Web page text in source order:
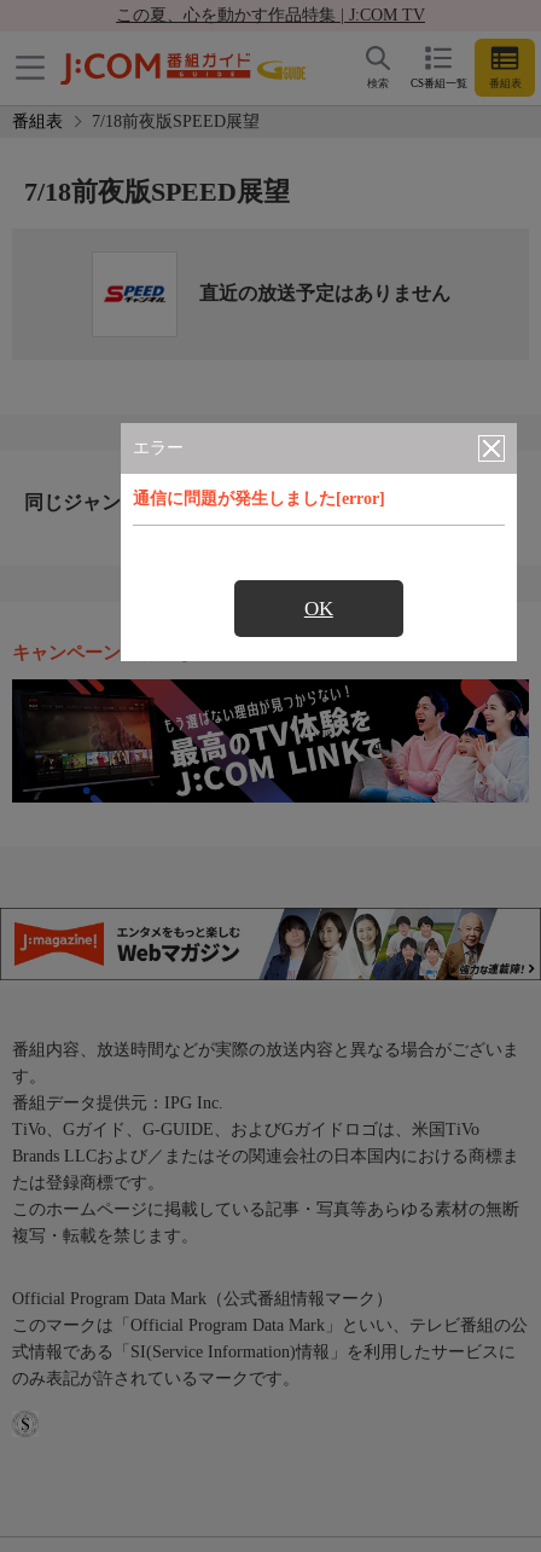
この夏、心を動かす作品特集 | J:COM TV
CS番組一覧 番組表
検索
番組表 7/18前夜版SPEED展望
エラー
通信に問題が発生しました[error]
OK
7/18前夜版SPEED展望
直近の放送予定はありません
同じジャンルのおすすめ番組
キャンペーン・お得な情報
番組内容、放送時間などが実際の放送内容と異なる場合がございま
す。
番組データ提供元：IPG Inc.
TiVo、Gガイド、G-GUIDE、およびGガイドロゴは、米国TiVo
Brands LLCおよび／またはその関連会社の日本国内における商標ま
たは登録商標です。
このホームページに掲載している記事・写真等あらゆる素材の無断
複写・転載を禁じます。
Official Program Data Mark（公式番組情報マーク）
このマークは「Official Program Data Mark」といい、テレビ番組の公
式情報である「SI(Service Information)情報」を利用したサービスに
のみ表記が許されているマークです。